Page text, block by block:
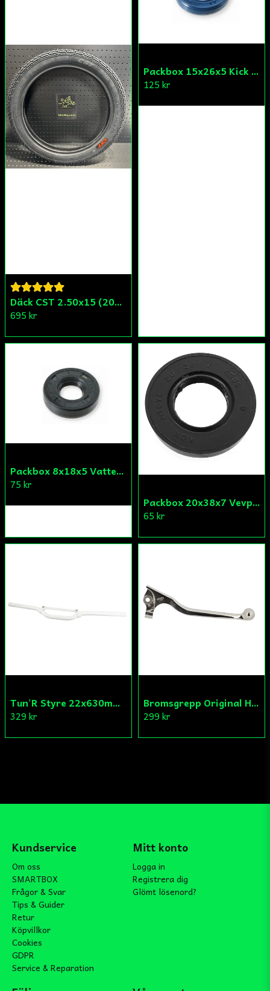
Skicka fråga
Däck CST 2.50x15 (20x250) Compact/Scoper/Mamba/Flakmoped
695 kr
Packbox 15x26x5 Kick Aprilia/Derbi/Gilera (original)
125 kr
Packbox 8x18x5 Vattenpump Aprilia/Derbi/Gilera (original)
75 kr
Packbox 20x38x7 Vevparti Derbi (original)
65 kr
Tun'R Styre 22x630mm Vit
329 kr
Bromsgrepp Original Hö Peugeot Ludix/Speedfight/Vivacity
299 kr
Kundservice
Om oss
SMARTBOX
Frågor & Svar
Tips & Guider
Retur
Köpvillkor
Cookies
GDPR
Service & Reparation
Mitt konto
Logga in
Registrera dig
Glömt lösenord?